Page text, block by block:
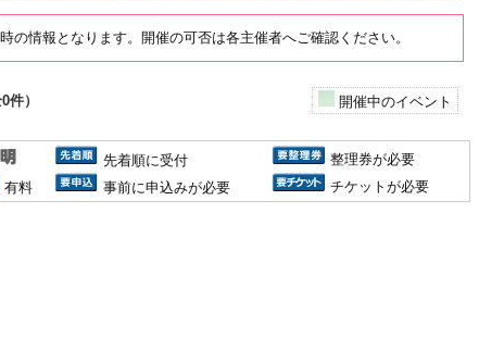
の情報となります。開催の可否は各主催者へご確認ください。
件）
開催中のイベント
先着順に受付
整理券が必要
有料
事前に申込みが必要 チケットが必要